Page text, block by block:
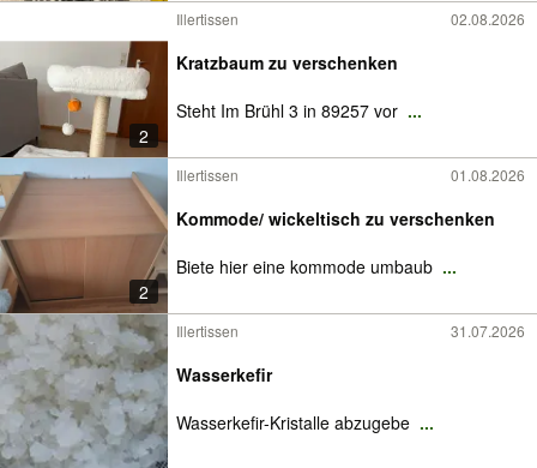
2
Illertissen 02.08.2026
Kratzbaum zu verschenken
Steht Im Brühl 3 in 89257 vor ...
2
Illertissen 01.08.2026
Kommode/ wickeltisch zu verschenken
Biete hier eine kommode umbaub ...
Illertissen 31.07.2026
Wasserkefir
Wasserkefir-Kristalle abzugebe ...